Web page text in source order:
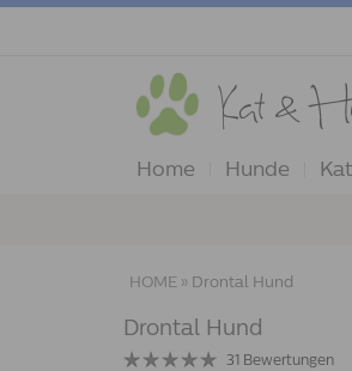
Home Hunde
HOME » Drontal Hund
Drontal Hund
31 Bewertungen